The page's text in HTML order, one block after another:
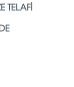
TELAFİ